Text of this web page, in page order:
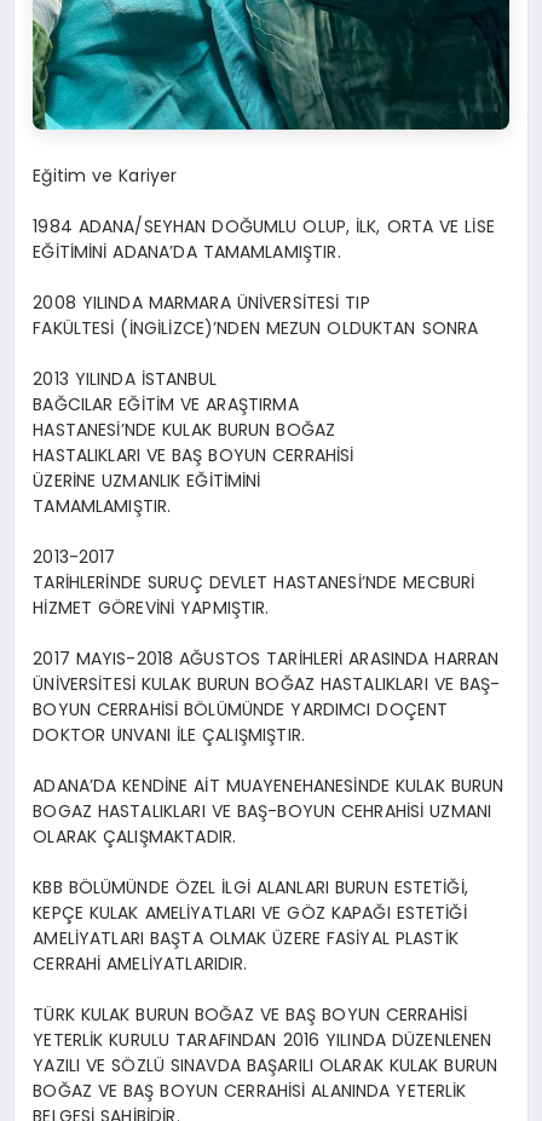
Eğitim ve Kariyer
1984 ADANA/SEYHAN DOĞUMLU OLUP, İLK, ORTA VE LİSE
EĞİTİMİNİ ADANA’DA TAMAMLAMIŞTIR.
2008 YILINDA MARMARA ÜNİVERSİTESİ TIP
FAKÜLTESİ (İNGİLİZCE)’NDEN MEZUN OLDUKTAN SONRA
2013 YILINDA İSTANBUL
BAĞCILAR EĞİTİM VE ARAŞTIRMA
HASTANESİ’NDE KULAK BURUN BOĞAZ
HASTALIKLARI VE BAŞ BOYUN CERRAHİSİ
ÜZERİNE UZMANLIK EĞİTİMİNİ
TAMAMLAMIŞTIR.
2013-2017
TARİHLERİNDE SURUÇ DEVLET HASTANESİ’NDE MECBURİ
HİZMET GÖREVİNİ YAPMIŞTIR.
2017 MAYIS-2018 AĞUSTOS TARİHLERİ ARASINDA HARRAN
ÜNİVERSİTESİ KULAK BURUN BOĞAZ HASTALIKLARI VE BAŞ-
BOYUN CERRAHİSİ BÖLÜMÜNDE YARDIMCI DOÇENT
DOKTOR UNVANI İLE ÇALIŞMIŞTIR.
ADANA’DA KENDİNE AİT MUAYENEHANESİNDE KULAK BURUN
BOGAZ HASTALIKLARI VE BAŞ-BOYUN CEHRAHİSİ UZMANI
OLARAK ÇALIŞMAKTADIR.
KBB BÖLÜMÜNDE ÖZEL İLGİ ALANLARI BURUN ESTETİĞİ,
KEPÇE KULAK AMELİYATLARI VE GÖZ KAPAĞI ESTETİĞİ
AMELİYATLARI BAŞTA OLMAK ÜZERE FASİYAL PLASTİK
CERRAHİ AMELİYATLARIDIR.
TÜRK KULAK BURUN BOĞAZ VE BAŞ BOYUN CERRAHİSİ
YETERLİK KURULU TARAFINDAN 2016 YILINDA DÜZENLENEN
YAZILI VE SÖZLÜ SINAVDA BAŞARILI OLARAK KULAK BURUN
BOĞAZ VE BAŞ BOYUN CERRAHİSİ ALANINDA YETERLİK